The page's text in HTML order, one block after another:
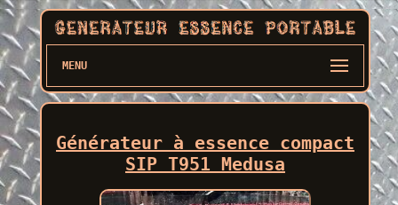
MENU
Générateur à essence compact
SIP T951 Medusa